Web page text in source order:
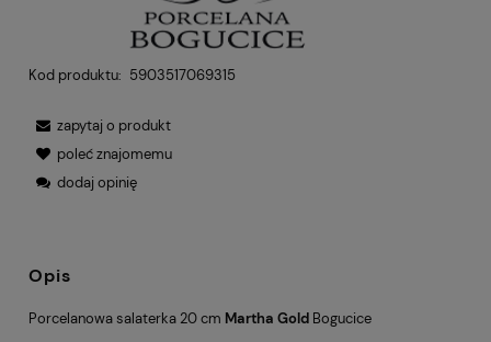
Kod produktu: 5903517069315
zapytaj o produkt
poleć znajomemu
dodaj opinię
Opis
Porcelanowa salaterka 20 cm Martha Gold Bogucice